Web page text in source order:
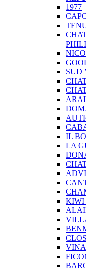
1977
SUD
IL
LA
KIWI